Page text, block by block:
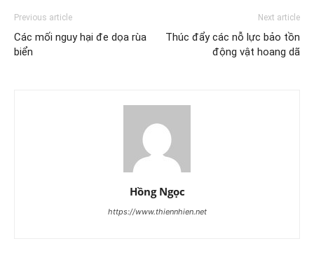
Previous article
Các mối nguy hại đe dọa rùa
biển
Next article
Thúc đẩy các nỗ lực bảo tồn
động vật hoang dã
Hồng Ngọc
https://www.thiennhien.net